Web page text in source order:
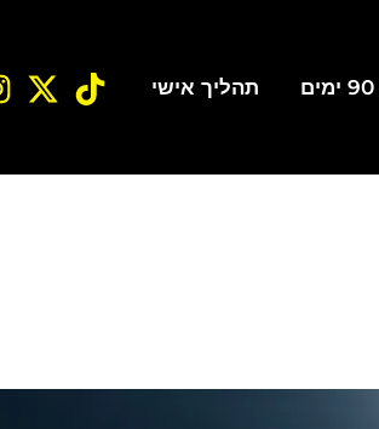
תהליך אישי